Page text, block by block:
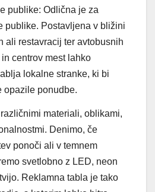
publike: Odlična je za
publike. Postavljena v bližini
ali restavracij ter avtobusnih
centrov mest lahko
lokalne stranke, ki bi
opazile ponudbe.
materiali, oblikami,
Denimo, če
ponoči ali v temnem
svetlobno z LED, neon
Reklamna tabla je tako